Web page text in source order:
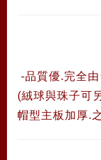
-品質優.完全
(絨球與珠子可
帽型主板加厚.